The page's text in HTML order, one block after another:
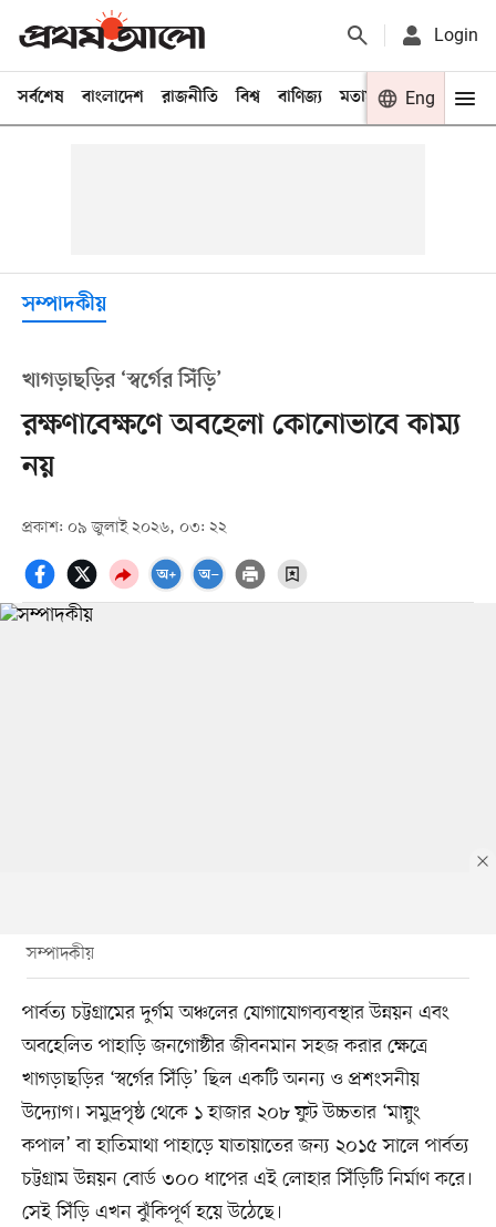
Login
সর্বশেষ বাংলাদেশ রাজনীতি বিশ্ব বাণিজ্য মতামত খেলা
Eng
সম্পাদকীয়
খাগড়াছড়ির ‘স্বর্গের সিঁড়ি’
রক্ষণাবেক্ষণে অবহেলা কোনোভাবে কাম্য
নয়
প্রকাশ: ০৯ জুলাই ২০২৬, ০৩: ২২
সম্পাদকীয়
পার্বত্য চট্টগ্রামের দুর্গম অঞ্চলের যোগাযোগব্যবস্থার উন্নয়ন এবং
অবহেলিত পাহাড়ি জনগোষ্ঠীর জীবনমান সহজ করার ক্ষেত্রে
খাগড়াছড়ির ‘স্বর্গের সিঁড়ি’ ছিল একটি অনন্য ও প্রশংসনীয়
উদ্যোগ। সমুদ্রপৃষ্ঠ থেকে ১ হাজার ২০৮ ফুট উচ্চতার ‘মায়ুং
কপাল’ বা হাতিমাথা পাহাড়ে যাতায়াতের জন্য ২০১৫ সালে পার্বত্য
চট্টগ্রাম উন্নয়ন বোর্ড ৩০০ ধাপের এই লোহার সিঁড়িটি নির্মাণ করে।
সেই সিঁড়ি এখন ঝুঁকিপূর্ণ হয়ে উঠেছে।